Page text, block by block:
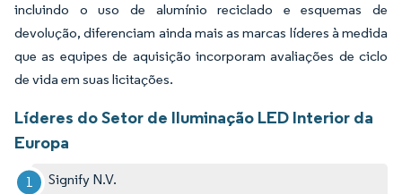
incluindo o uso de alumínio reciclado e esquemas de
devolução, diferenciam ainda mais as marcas líderes à medida
que as equipes de aquisição incorporam avaliações de ciclo
de vida em suas licitações.
Líderes do Setor de Iluminação LED Interior da
Europa
Signify N.V.